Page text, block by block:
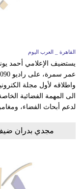
القاهرة _ العرب اليوم
يستضيف الإعلامي أحمد
واطلاقه لأول مجلة
الى المهمة الفضائية
لدعم أبحاث الفضاء،
مجدي بدران ضيف